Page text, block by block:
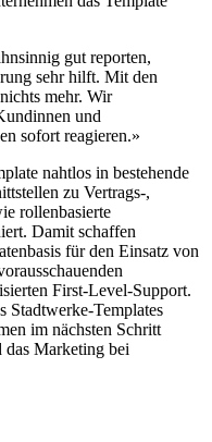
gut reporten,
sehr hilft. Mit den
mehr. Wir
und
sofort reagieren.»
nahtlos in bestehende
zu Vertrags-,
rollenbasierte
Damit schaffen
für den Einsatz von
First-Level-Support.
Stadtwerke-Templates
im nächsten Schritt
Marketing bei